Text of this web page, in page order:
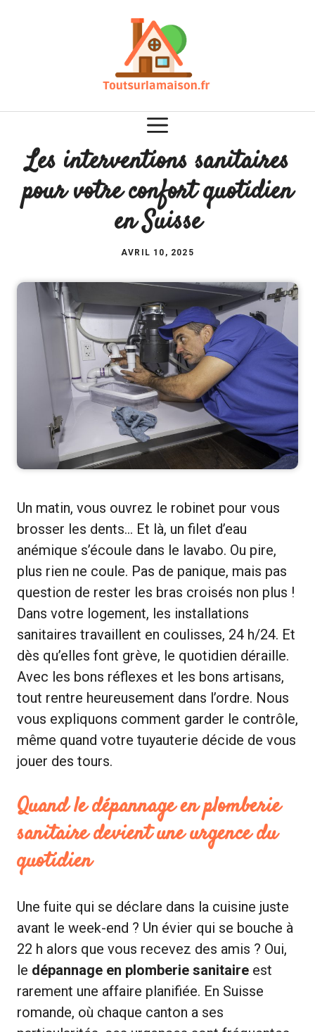
Les interventions sanitaires
pour votre confort quotidien
en Suisse
AVRIL 10, 2025
Un matin, vous ouvrez le robinet pour vous
brosser les dents… Et là, un filet d’eau
anémique s’écoule dans le lavabo. Ou pire,
plus rien ne coule. Pas de panique, mais pas
question de rester les bras croisés non plus !
Dans votre logement, les installations
sanitaires travaillent en coulisses, 24 h/24. Et
dès qu’elles font grève, le quotidien déraille.
Avec les bons réflexes et les bons artisans,
tout rentre heureusement dans l’ordre. Nous
vous expliquons comment garder le contrôle,
même quand votre tuyauterie décide de vous
jouer des tours.
Quand ledépannage en plomberie
sanitairedevient une urgence du
quotidien
Une fuite qui se déclare dans la cuisine juste
avant le week-end ? Un évier qui se bouche à
22 h alors que vous recevez des amis ? Oui,
le dépannage en plomberie sanitaire est
rarement une affaire planifiée. En Suisse
romande, où chaque canton a ses